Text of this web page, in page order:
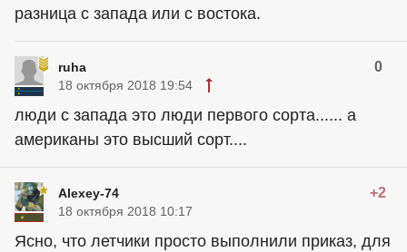
разница с запада или с востока.
ruha 0
18 октября 2018 19:54
люди с запада это люди первого сорта...... а
американы это высший сорт....
Alexey-74 +2
18 октября 2018 10:17
Ясно, что летчики просто выполнили приказ, для